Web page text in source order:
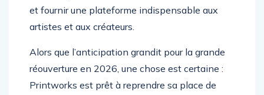
et fournir une plateforme indispensable aux
artistes et aux créateurs.
Alors que l’anticipation grandit pour la grande
réouverture en 2026, une chose est certaine :
Printworks est prêt à reprendre sa place de